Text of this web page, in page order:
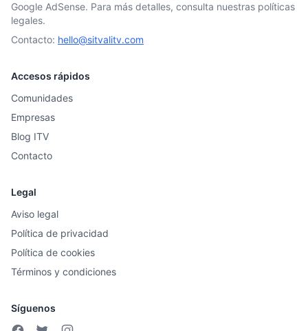
Google AdSense. Para más detalles, consulta nuestras políticas
legales.
Contacto: hello@sitvalitv.com
Accesos rápidos
Comunidades
Empresas
Blog ITV
Contacto
Legal
Aviso legal
Política de privacidad
Política de cookies
Términos y condiciones
Síguenos